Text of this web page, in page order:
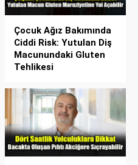
Çocuk Ağız Bakımında
Ciddi Risk: Yutulan Diş
Macunundaki Gluten
Tehlikesi